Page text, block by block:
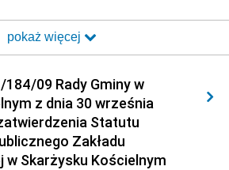
Ministra Transportu i Budownictwa
Ministra Spraw Wewnętrznych i
Ministra Transportu
pokaż więcej
184/09 Rady Gminy w
z dnia 30 września
Statutu
Zakładu
w Skarżysku Kościelnym